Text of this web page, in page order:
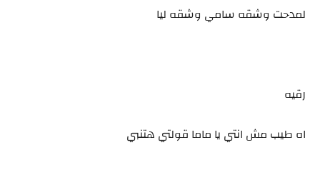
لمدحت وشقه سامي وشقه ليا
رقيه
اه طيب مش انتي يا ماما قولتي هتنبي